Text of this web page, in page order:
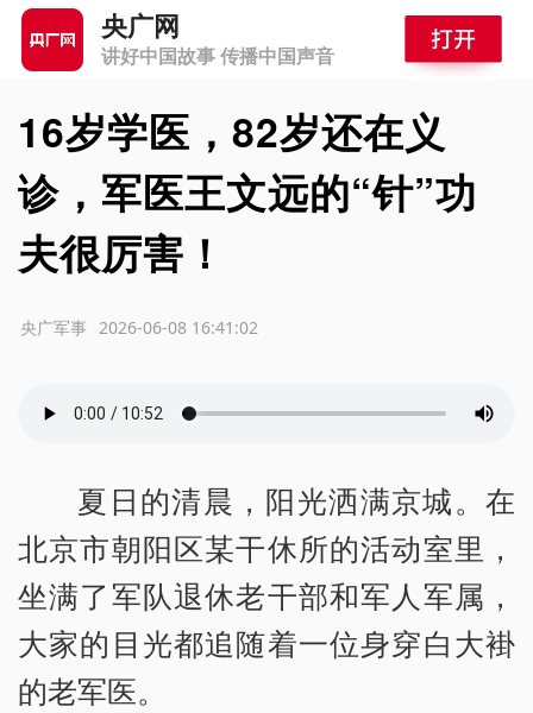
央广网
讲好中国故事 传播中国声音
16岁学医，82岁还在义
诊，军医王文远的“针”功
夫很厉害！
2026-06-08 16:41:02
央广军事
夏日的清晨，阳光洒满京城。在
北京市朝阳区某干休所的活动室里，
坐满了军队退休老干部和军人军属，
大家的目光都追随着一位身穿白大褂
的老军医。